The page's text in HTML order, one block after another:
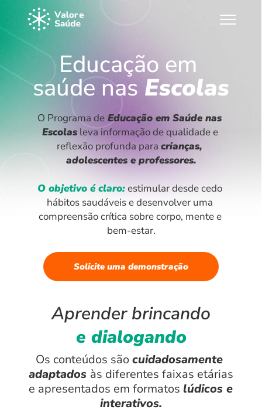
Solicite uma demonstração
Educação em
saúde nas Escolas
O Programa de Educação em Saúde nas
Escolas leva informação de qualidade e
reflexão profunda para crianças,
adolescentes e professores.
O objetivo é claro: estimular desde cedo
hábitos saudáveis e desenvolver uma
compreensão crítica sobre corpo, mente e
bem-estar.
Aprender brincando
e dialogando
Os conteúdos são cuidadosamente
adaptados às diferentes faixas etárias
e apresentados em formatos lúdicos e
interativos.